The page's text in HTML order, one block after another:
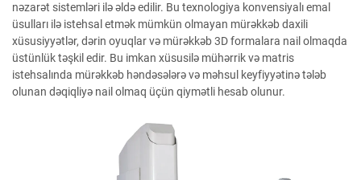
nəzarət sistemləri ilə əldə edilir. Bu texnologiya konvensiyalı emal
üsulları ilə istehsal etmək mümkün olmayan mürəkkəb daxili
xüsusiyyətlər, dərin oyuqlar və mürəkkəb 3D formalara nail olmaqda
üstünlük təşkil edir. Bu imkan xüsusilə mühərrik və matris
istehsalında mürəkkəb həndəsələrə və məhsul keyfiyyətinə tələb
olunan dəqiqliyə nail olmaq üçün qiymətli hesab olunur.